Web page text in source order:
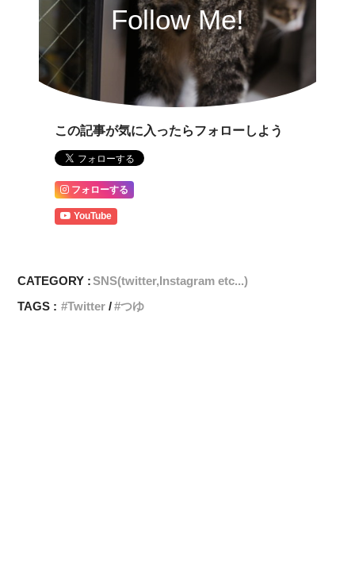
Follow Me!
この記事が気に入ったらフォローしよう
フォローする
YouTube
CATEGORY :SNS(twitter,Instagram etc...)
TAGS :
Twitter つゆ